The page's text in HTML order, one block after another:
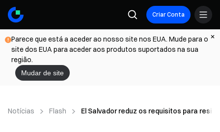
Criar Conta
Parece que está a aceder ao nosso site nos EUA. Mude para o
site dos EUA para aceder aos produtos suportados na sua
região.
Mudar de site
Notícias Flash El Salvador reduz os requisitos para